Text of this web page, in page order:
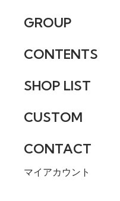
GROUP
CONTENTS
SHOP LIST
CUSTOM
CONTACT
マイアカウント